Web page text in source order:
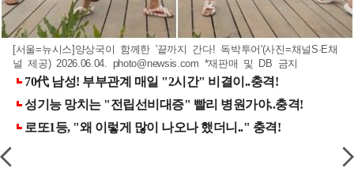
[서울=뉴시스]양상국이 함께한 '끝까지 간다! 독박투어'(사진=채널S·E채
널 제공) 2026.06.04. photo@newsis.com *재판매 및 DB 금지